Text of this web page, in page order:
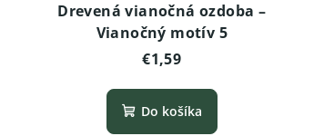
Drevená vianočná ozdoba –
Vianočný motív 5
€1,59
Do košíka